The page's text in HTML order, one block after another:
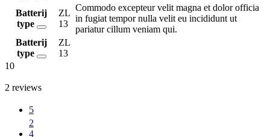
Batterij
type
ZL
13
Commodo excepteur velit magna et dolor officia
in fugiat tempor nulla velit eu incididunt ut
pariatur cillum veniam qui.
Batterij
type
ZL
13
10
2 reviews
5
2
4